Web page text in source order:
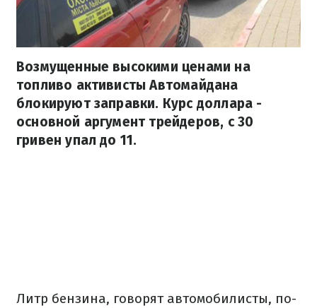
Возмущенные высокими ценами на
топливо активисты Автомайдана
блокируют заправки. Курс доллара -
основной аргумент трейдеров, с 30
гривен упал до 11.
Литр бензина, говорят автомобилисты, по-